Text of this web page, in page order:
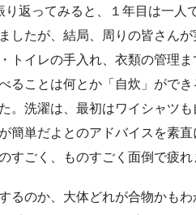
返ってみると、１年目は一人
したが、結局、周りの皆さん
トイレの手入れ、衣類の管理
ることは何とか「自炊」がで
。洗濯は、最初はワイシャツ
簡単だよとのアドバイスを素
すごく、ものすごく面倒で疲れ
るのか、大体どれが合物かも